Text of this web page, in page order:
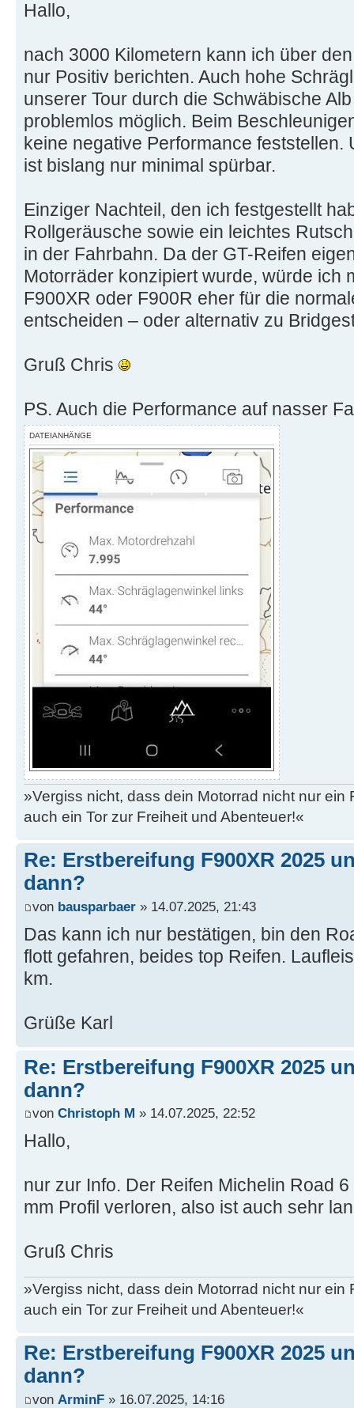
Hallo,
nach 3000 Kilometern kann ich über
nur Positiv berichten. Auch hohe
unserer Tour durch die Schwäbische
problemlos möglich. Beim
keine negative Performance
ist bislang nur minimal spürbar.
Einziger Nachteil, den ich festgestellt
Rollgeräusche sowie ein leichtes
in der Fahrbahn. Da der GT-Reifen
Motorräder konzipiert wurde, würde ich
F900XR oder F900R eher für die
entscheiden – oder alternativ zu
Gruß Chris
PS. Auch die Performance auf nasser
DATEIANHÄNGE
»Vergiss nicht, dass dein Motorrad nicht nur
auch ein Tor zur Freiheit und Abenteuer!«
Re: Erstbereifung F900XR 2025
dann?
von bausparbaer » 14.07.2025, 21:43
Das kann ich nur bestätigen, bin den
flott gefahren, beides top Reifen.
km.
Grüße Karl
Re: Erstbereifung F900XR 2025
dann?
von Christoph M » 14.07.2025, 22:52
Hallo,
nur zur Info. Der Reifen Michelin Road
mm Profil verloren, also ist auch sehr
Gruß Chris
»Vergiss nicht, dass dein Motorrad nicht nur
auch ein Tor zur Freiheit und Abenteuer!«
Re: Erstbereifung F900XR 2025
dann?
von ArminF » 16.07.2025, 14:16